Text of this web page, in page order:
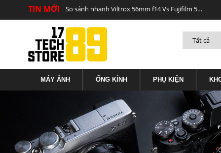
TIN MỚI So sánh nhanh Viltrox 56mm f14 Vs Fujifilm 56mm f12
Fujifilm ra mắt X-E4
MÁY ẢNH ỐNG KÍNH PHỤ KIỆN